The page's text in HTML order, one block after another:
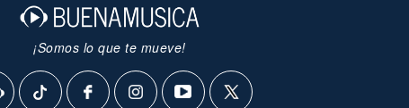
¡Somos lo que te mueve!